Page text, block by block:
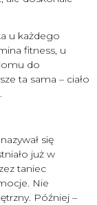
u każdego
fitness, u
do
ta sama – ciało
się
już w
taniec
Nie
Później –